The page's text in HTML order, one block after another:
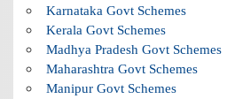
Karnataka Govt Schemes
Kerala Govt Schemes
Madhya Pradesh Govt Schemes
Maharashtra Govt Schemes
Manipur Govt Schemes